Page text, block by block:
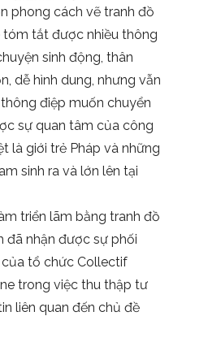
phong cách vẽ tranh đồ
tóm tắt được nhiều thông
sinh động, thân
dễ hình dung, nhưng vẫn
điệp muốn chuyển
sự quan tâm của công
là giới trẻ Pháp và những
sinh ra và lớn lên tại
triển lãm bằng tranh đồ
đã nhận được sự phối
của tổ chức Collectif
trong việc thu thập tư
liên quan đến chủ đề